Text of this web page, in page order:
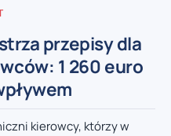
przepisy dla
1 260 euro
kierowcy, którzy w